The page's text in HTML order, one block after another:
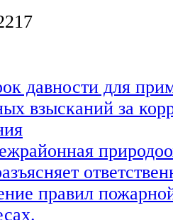
давности для
взысканий за
правил